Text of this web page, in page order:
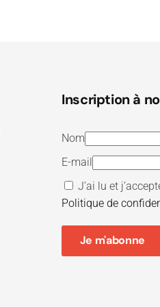
Inscription à
Nom
E-mail
J’ai lu et
Politique de
Je m'abonne